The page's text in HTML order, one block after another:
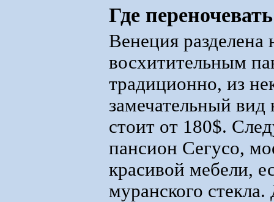
Где
Венеция разделена
восхитительным
традиционно, из
замечательный
стоит от 180$.
пансион Сегусо,
красивой мебели,
муранского